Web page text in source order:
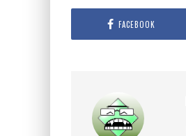
FACEBOOK